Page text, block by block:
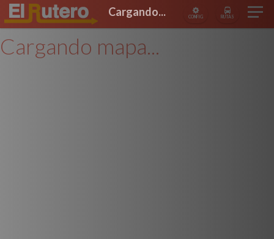
CONFIG RUTAS
Cargando...
Cargando mapa...